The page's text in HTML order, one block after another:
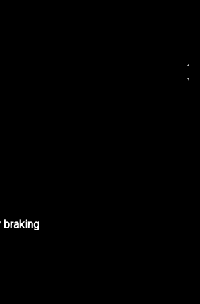
braking